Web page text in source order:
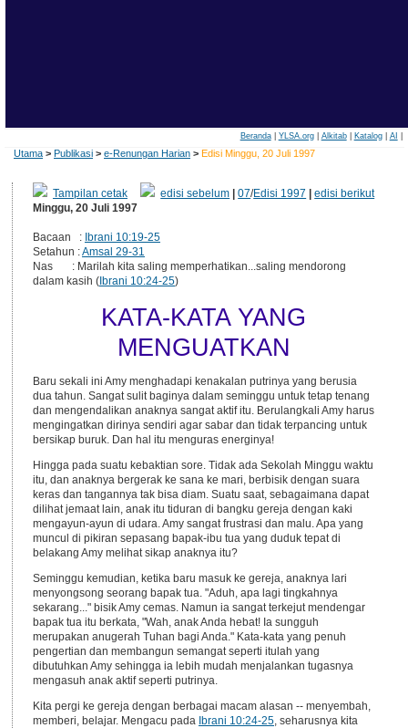
Beranda| YLSA.org| Alkitab| Katalog| AI
Utama > Publikasi > e-Renungan Harian > Edisi Minggu, 20 Juli 1997
Tampilan cetak edisi sebelum |07/Edisi 1997 |edisi berikut
Minggu, 20 Juli 1997
Bacaan : Ibrani 10:19-25
Setahun :Amsal 29-31
Nas : Marilah kita saling memperhatikan...saling mendorong
dalam kasih (Ibrani 10:24-25)
KATA-KATA YANG
MENGUATKAN
Baru sekali ini Amy menghadapi kenakalan putrinya yang berusia
dua tahun. Sangat sulit baginya dalam seminggu untuk tetap tenang
dan mengendalikan anaknya sangat aktif itu. Berulangkali Amy harus
mengingatkan dirinya sendiri agar sabar dan tidak terpancing untuk
bersikap buruk. Dan hal itu menguras energinya!
Hingga pada suatu kebaktian sore. Tidak ada Sekolah Minggu waktu
itu, dan anaknya bergerak ke sana ke mari, berbisik dengan suara
keras dan tangannya tak bisa diam. Suatu saat, sebagaimana dapat
dilihat jemaat lain, anak itu tiduran di bangku gereja dengan kaki
mengayun-ayun di udara. Amy sangat frustrasi dan malu. Apa yang
muncul di pikiran sepasang bapak-ibu tua yang duduk tepat di
belakang Amy melihat sikap anaknya itu?
Seminggu kemudian, ketika baru masuk ke gereja, anaknya lari
menyongsong seorang bapak tua. "Aduh, apa lagi tingkahnya
sekarang..." bisik Amy cemas. Namun ia sangat terkejut mendengar
bapak tua itu berkata, "Wah, anak Anda hebat! Ia sungguh
merupakan anugerah Tuhan bagi Anda." Kata-kata yang penuh
pengertian dan membangun semangat seperti itulah yang
dibutuhkan Amy sehingga ia lebih mudah menjalankan tugasnya
mengasuh anak aktif seperti putrinya.
Kita pergi ke gereja dengan berbagai macam alasan -- menyembah,
memberi, belajar. Mengacu pada Ibrani 10:24-25, seharusnya kita